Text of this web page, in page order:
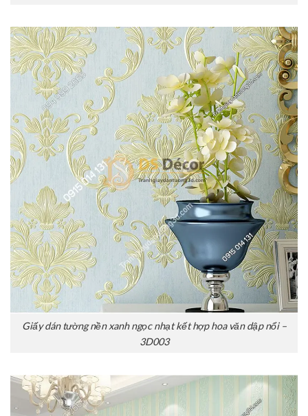
Giấy dán tường nền xanh ngọc nhạt kết hợp hoa văn dập nổi –
3D003